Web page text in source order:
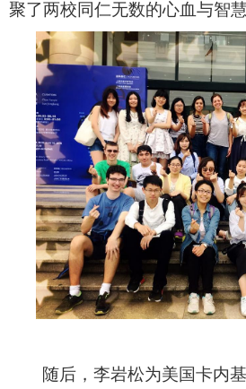
聚了两校同仁无数的心血与智慧
随后，李岩松为美国卡内